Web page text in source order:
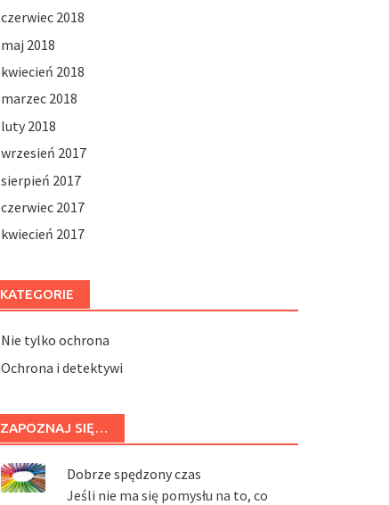
czerwiec 2018
maj 2018
kwiecień 2018
marzec 2018
luty 2018
wrzesień 2017
sierpień 2017
czerwiec 2017
kwiecień 2017
KATEGORIE
Nie tylko ochrona
Ochrona i detektywi
ZAPOZNAJ SIĘ…
Dobrze spędzony czas
Jeśli nie ma się pomysłu na to, co